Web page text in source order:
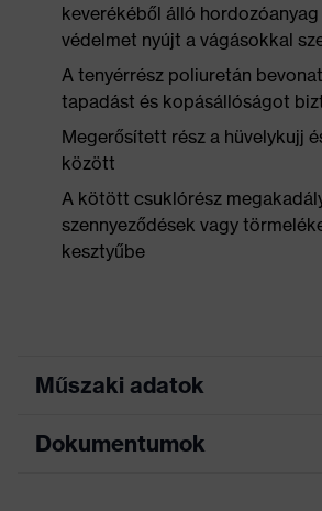
keverékéből álló
védelmet nyújt a vágásokkal
A tenyérrész poliuretán
tapadást és kopásállóságot
Megerősített rész a hüvelykujj
között
A kötött csuklórész
szennyeződések vagy
kesztyűbe
Műszaki adatok
Marketingszín
Dokumentumok